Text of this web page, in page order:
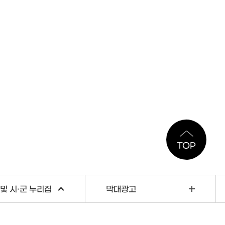
TOP
시·군 누리집 막대광고